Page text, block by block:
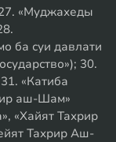
«Муджахеды
ба суи давлати
30.
«Катиба
аш-Шам»
«Хайят Тахрир
Тахрир Аш-